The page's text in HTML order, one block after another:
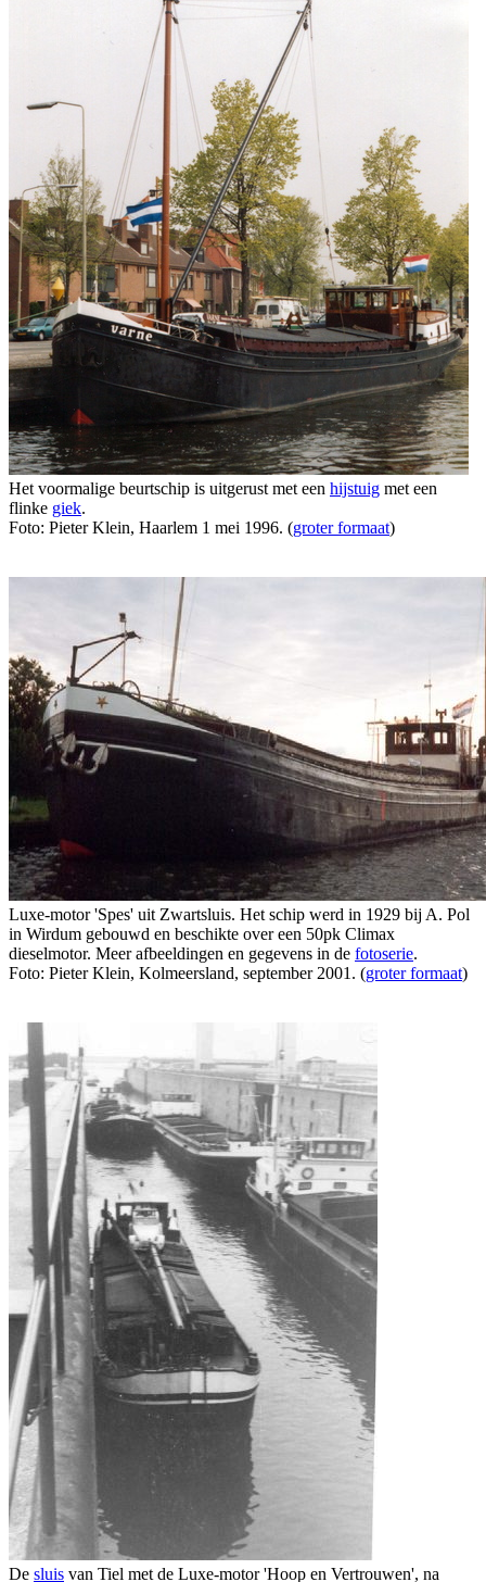
Het voormalige beurtschip is uitgerust met een hijstuig met een
flinke giek.
Foto: Pieter Klein, Haarlem 1 mei 1996. (groter formaat)
Luxe-motor 'Spes' uit Zwartsluis. Het schip werd in 1929 bij A. Pol
in Wirdum gebouwd en beschikte over een 50pk Climax
dieselmotor. Meer afbeeldingen en gegevens in de fotoserie.
Foto: Pieter Klein, Kolmeersland, september 2001. (groter formaat)
De sluis van Tiel met de Luxe-motor 'Hoop en Vertrouwen', na